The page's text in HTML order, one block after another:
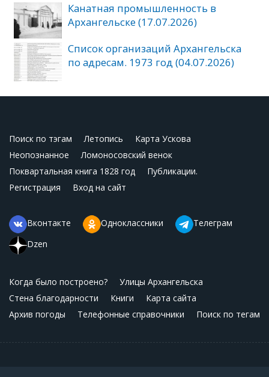
Канатная промышленность в
Архангельске (17.07.2026)
Список организаций Архангельска
по адресам. 1973 год (04.07.2026)
Поиск по тэгам Летопись
Карта Ускова
Неопознанное
Ломоносовский венок
Поквартальная книга 1828 год
Публикации.
Регистрация
Вход на сайт
Вконтакте Одноклассники
Телеграм
Dzen
Когда было построено?
Улицы Архангельска
Стена благодарности
Книги
Карта сайта
Архив погоды
Телефонные справочники Поиск по тегам